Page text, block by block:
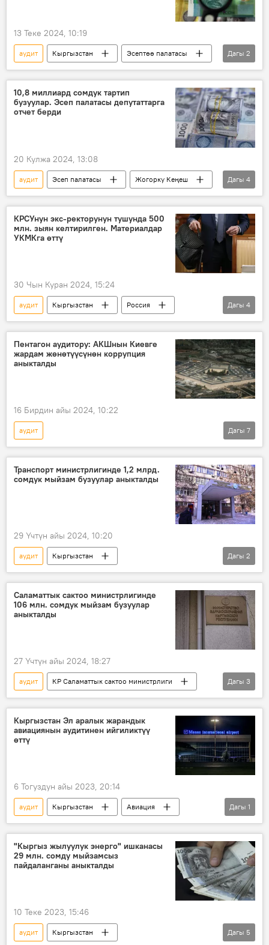
13 Теке 2024, 10:19
аудит Кыргызстан
Эсептөө палатасы
финансы
мыйзам бузуулар
Дагы 2
10,8 миллиард сомдук тартип
бузуулар. Эсеп палатасы депутаттарга
отчет берди
20 Кулжа 2024, 13:08
аудит Эсеп палатасы
Жогорку Кеңеш
отчет
мыйзам
мыйзам бузуулар
финансы
Дагы 4
КРСУнун экс-ректорунун тушунда 500
млн. зыян келтирилген. Материалдар
УКМКга өттү
30 Чын Куран 2024, 15:24
аудит Кыргызстан
Россия
КРСУ
жыйынтык
изилдөө
Дагы 4
Пентагон аудитору: АКШнын Киевге
жардам жөнөтүүсүнөн коррупция
аныкталды
16 Бирдин айы 2024, 10:22
аудит
Россиянын Донбассты коргоо боюнча атайын операциясы
Украина
аскердик жардам
Пентагон
Дагы 7
Транспорт министрлигинде 1,2 млрд.
сомдук мыйзам бузуулар аныкталды
29 Үчтүн айы 2024, 10:20
аудит
Кыргызстан
Транспорт жана коммуникациялар министрлиги
Дагы 2
Саламаттык сактоо министрлигинде
106 млн. сомдук мыйзам бузуулар
аныкталды
27 Үчтүн айы 2024, 18:27
аудит
КР Саламаттык сактоо министрлиги
Эсеп палатасы
бюджет каражат
Дагы 3
Кыргызстан Эл аралык жарандык
авиациянын аудитинен ийгиликтүү
өттү
6 Тогуздун айы 2023, 20:14
аудит Кыргызстан
Авиация
кара тизме
Дагы 1
"Кыргыз жылуулук энерго" ишканасы
29 млн. сомду мыйзамсыз
пайдаланганы аныкталды
10 Теке 2023, 15:46
аудит
Кыргызстан
Дагы 5